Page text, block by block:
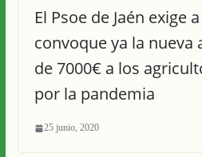
El Psoe de Jaén exige
convoque ya la nueva
de 7000€ a los
por la pandemia
25 junio, 2020